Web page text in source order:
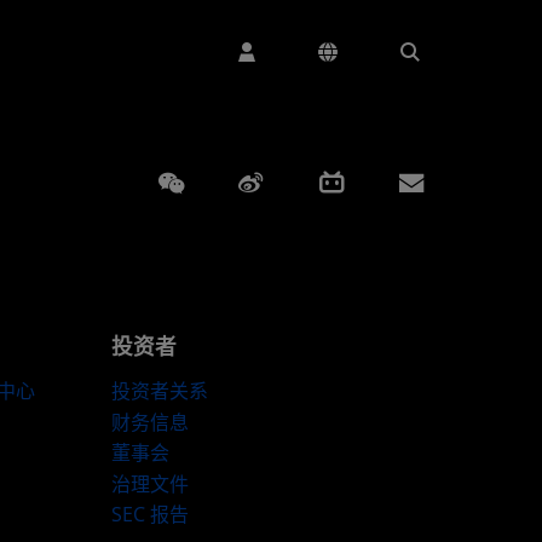
Weixin Weibo Bilibili
心
投资者
投资者关系
财务信息
董事会
治理文件
SEC 报告